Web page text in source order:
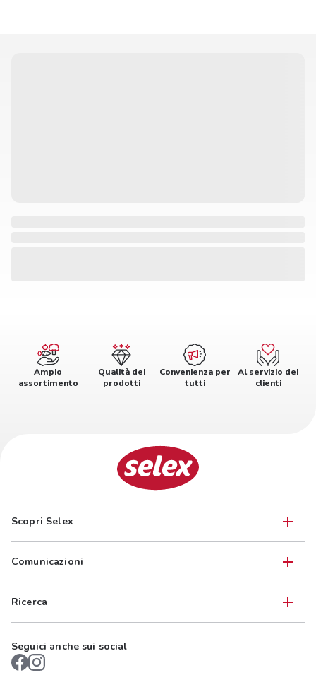
Ampio
assortimento
Qualità dei
prodotti
Convenienza per
tutti
Al servizio dei
clienti
Scopri Selex
Comunicazioni
Ricerca
Seguici anche sui social